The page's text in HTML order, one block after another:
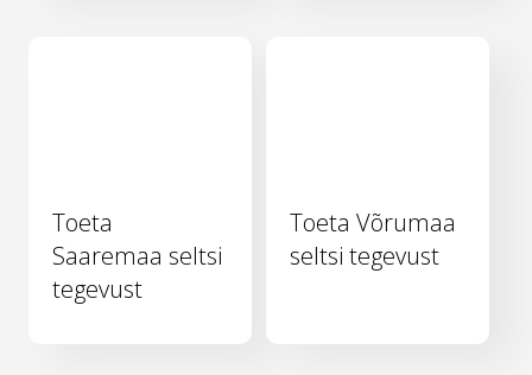
Toeta
Saaremaa seltsi
tegevust
Toeta Võrumaa
seltsi tegevust